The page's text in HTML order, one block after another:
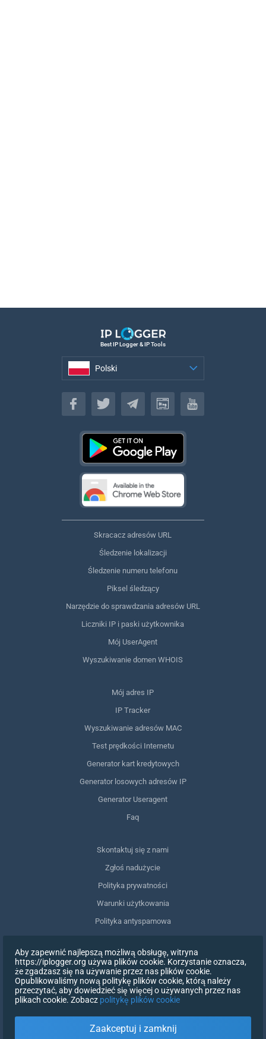
Best IP Logger & IP Tools
Polski
Polski
Skracacz adresów URL
Śledzenie lokalizacji
Śledzenie numeru telefonu
Piksel śledzący
Narzędzie do sprawdzania adresów URL
Liczniki IP i paski użytkownika
Mój UserAgent
Wyszukiwanie domen WHOIS
Mój adres IP
IP Tracker
Wyszukiwanie adresów MAC
Test prędkości Internetu
Generator kart kredytowych
Generator losowych adresów IP
Generator Useragent
Faq
Skontaktuj się z nami
Zgłoś nadużycie
Polityka prywatności
Warunki użytkowania
Polityka antyspamowa
Usuń moje dane
Wycofanie zgody
Aby zapewnić najlepszą możliwą obsługę, witryna
https://iplogger.org używa plików cookie. Korzystanie oznacza,
że zgadzasz się na używanie przez nas plików cookie.
Opublikowaliśmy nową politykę plików cookie, którą należy
przeczytać, aby dowiedzieć się więcej o używanych przez nas
plikach cookie. Zobacz politykę plików cookie
Zaakceptuj i zamknij